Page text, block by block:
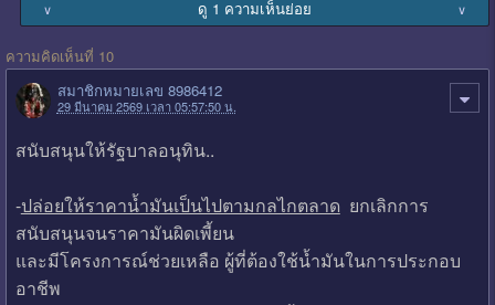
∨ ดู 1 ความเห็นย่อย ∨
ความคิดเห็นที่ 10
สมาชิกหมายเลข 8986412
29 มีนาคม 2569 เวลา 05:57:50 น.
สนับสนุนให้รัฐบาลอนุทิน..
-ปล่อยให้ราคาน้ำมันเป็นไปตามกลไกตลาด ยกเลิกการ
สนับสนุนจนราคามันผิดเพี้ยน
และมีโครงการณ์ช่วยเหลือ ผู้ที่ต้องใช้น้ำมันในการประกอบ
อาชีพ